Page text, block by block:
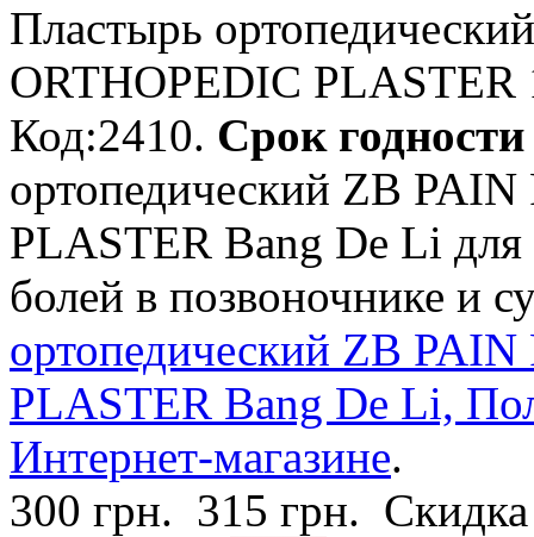
Пластырь
ORTHOPEDIC PLASTER
Код:2410. Срок
ортопедический ZB
PLASTER Bang De Li
болей в позвоночнике и
ортопедический ZB
PLASTER Bang De Li,
Интернет-магазине.
300 грн. 315 грн.